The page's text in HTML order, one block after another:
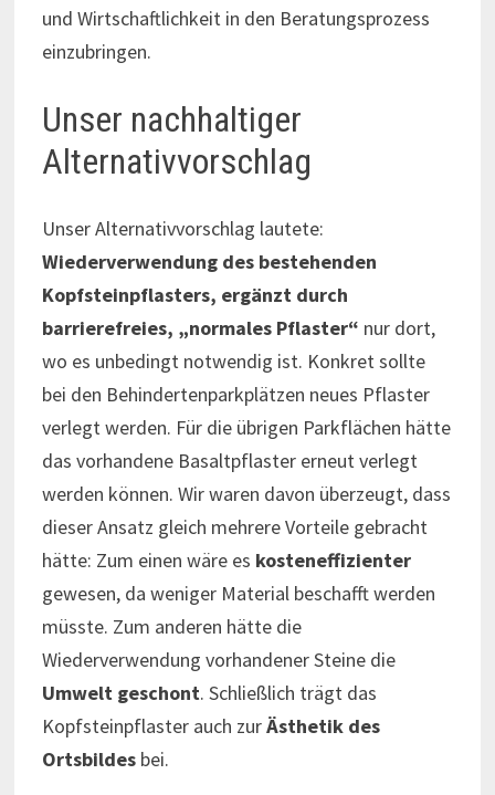
und Wirtschaftlichkeit in den Beratungsprozess
einzubringen.
Unser nachhaltiger
Alternativvorschlag
Unser Alternativvorschlag lautete:
Wiederverwendung des bestehenden
Kopfsteinpflasters, ergänzt durch
barrierefreies, „normales Pflaster“ nur dort,
wo es unbedingt notwendig ist. Konkret sollte
bei den Behindertenparkplätzen neues Pflaster
verlegt werden. Für die übrigen Parkflächen hätte
das vorhandene Basaltpflaster erneut verlegt
werden können. Wir waren davon überzeugt, dass
dieser Ansatz gleich mehrere Vorteile gebracht
hätte: Zum einen wäre es kosteneffizienter
gewesen, da weniger Material beschafft werden
müsste. Zum anderen hätte die
Wiederverwendung vorhandener Steine die
Umwelt geschont. Schließlich trägt das
Kopfsteinpflaster auch zurÄsthetik des
Ortsbildesbei.